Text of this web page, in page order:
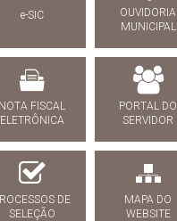
e-SIC
OUVIDORIA
MUNICIPAL
FISCAL
ELETRÔNICA
PORTAL DO
SERVIDOR
DE
SELEÇÃO
MAPA DO
WEBSITE